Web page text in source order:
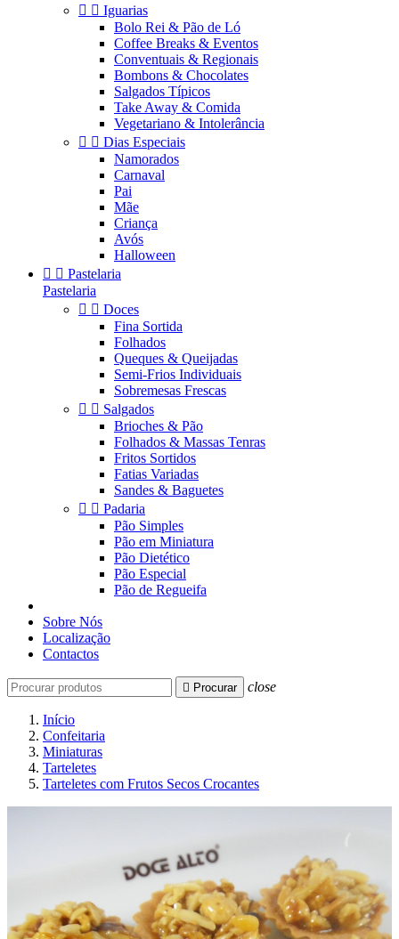
  Iguarias
Bolo Rei & Pão de Ló
Coffee Breaks & Eventos
Conventuais & Regionais
Bombons & Chocolates
Salgados Típicos
Take Away & Comida
Vegetariano & Intolerância
  Dias Especiais
Namorados
Carnaval
Pai
Mãe
Criança
Avós
Halloween
  Pastelaria
Pastelaria
  Doces
Fina Sortida
Folhados
Queques & Queijadas
Semi-Frios Individuais
Sobremesas Frescas
  Salgados
Brioches & Pão
Folhados & Massas Tenras
Fritos Sortidos
Fatias Variadas
Sandes & Baguetes
  Padaria
Pão Simples
Pão em Miniatura
Pão Dietético
Pão Especial
Pão de Regueifa
Sobre Nós
Localização
Contactos
 Procurar close
Início
Confeitaria
Miniaturas
Tarteletes
Tarteletes com Frutos Secos Crocantes